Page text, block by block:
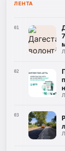
ЛЕНТА
01
02
03